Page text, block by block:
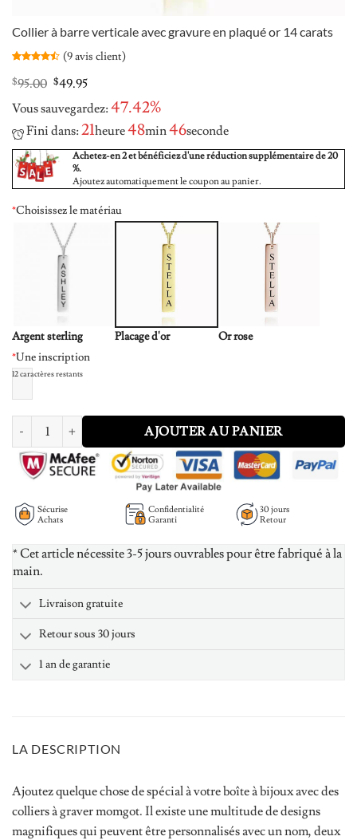
Collier à barre verticale avec gravure en plaqué or 14 carats
sur 5
basé sur
client
(9avis client)
$95.00 Original
was:
$95.00.
$49.95Current
is:
$49.95.
Vous sauvegardez:47.42%
Fini dans:21heure48min45seconde
Achetez-en 2 et bénéficiez d'une réduction supplémentaire de 20
%.
Ajoutez automatiquement le coupon au panier.
*Choisissez le matériau
Argent sterling Placage d'or
Or rose
*Une inscription
12caractères restants
quantité de Vertical Bar Necklace With Engraving 14k Gold Plated
AJOUTER AU PANIER
Sécurise
Achats
Confidentialité
Garanti
30 jours
Retour
* Cet article nécessite 3-5 jours ouvrables pour être fabriqué à la
main.
Livraison gratuite
Retour sous 30 jours
1 an de garantie
LA DESCRIPTION
Ajoutez quelque chose de spécial à votre boîte à bijoux avec des
colliers à graver momgot. Il existe une multitude de designs
magnifiques qui peuvent être personnalisés avec un nom, deux